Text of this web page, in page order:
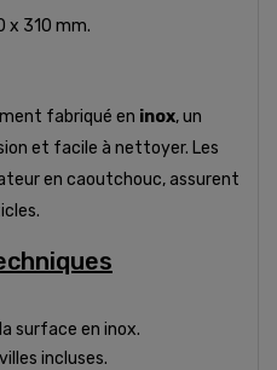
x 310 mm.
fabriqué en inox, un
et facile à nettoyer. Les
en caoutchouc, assurent
surface en inox.
incluses.